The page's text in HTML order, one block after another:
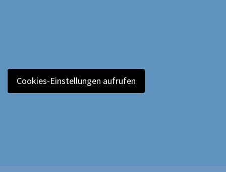
Cookies-Einstellungen aufrufen